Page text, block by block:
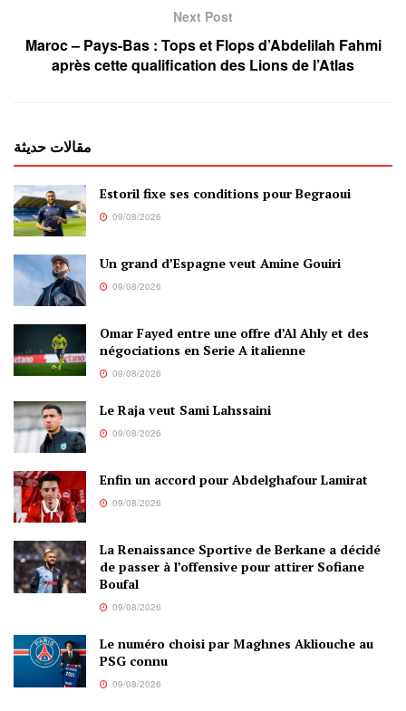
Next Post
Maroc – Pays-Bas : Tops et Flops d’Abdelilah Fahmi
après cette qualification des Lions de l’Atlas
مقالات حديثة
Estoril fixe ses conditions pour Begraoui
09/08/2026
Un grand d’Espagne veut Amine Gouiri
09/08/2026
Omar Fayed entre une offre d’Al Ahly et des
négociations en Serie A italienne
09/08/2026
Le Raja veut Sami Lahssaini
09/08/2026
Enfin un accord pour Abdelghafour Lamirat
09/08/2026
La Renaissance Sportive de Berkane a décidé
de passer à l’offensive pour attirer Sofiane
Boufal
09/08/2026
Le numéro choisi par Maghnes Akliouche au
PSG connu
09/08/2026